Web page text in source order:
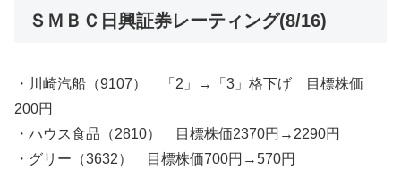
ＳＭＢＣ日興証券レーティング(8/16)
・川崎汽船（9107） 「2」→「3」格下げ 目標株価
200円
・ハウス食品（2810） 目標株価2370円→2290円
・グリー（3632） 目標株価700円→570円